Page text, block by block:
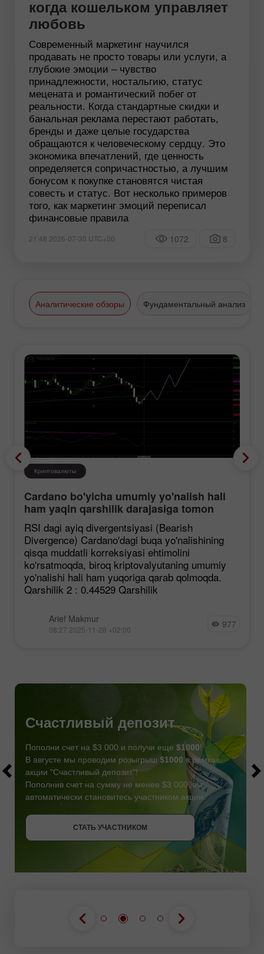
когда кошельком управляет
любовь
Современный маркетинг научился
продавать не просто товары или услуги, а
глубокие эмоции – чувство
принадлежности, ностальгию, статус
мецената и романтический побег от
реальности. Когда стандартные скидки и
банальная реклама перестают работать,
бренды и даже целые государства
обращаются к человеческому сердцу. Это
экономика впечатлений, где ценность
определяется сопричастностью, а лучшим
бонусом к покупке становятся чистая
совесть и статус. Вот несколько примеров
того, как маркетинг эмоций переписал
финансовые правила
21:48 2026-07-30 UTC+00 1072 8
Аналитические обзоры Фундаментальный анализ
Криптовалюты
Cardano bo'yicha umumiy yo'nalish hali
ham yaqin qarshilik darajasiga tomon
mustahkamlanmoqda, garchi korreksiya
ehtimoli mavjud bo'lsa ham.
RSI dagi ayiq divergentsiyasi (Bearish
Divergence) Cardano'dagi buqa yo'nalishining
qisqa muddatli korreksiyasi ehtimolini
ko'rsatmoqda, biroq kriptovalyutaning umumiy
yo'nalishi hali ham yuqoriga qarab qolmoqda.
Qarshilik 2 : 0.44529 Qarshilik
Arief Makmur
08:27 2025-11-28 +02:00 977
СТАТЬ УЧАСТНИКОМ
Счастливый депозит
Пополни счет на $3 000 и получи еще $1000!
В августе мы проводим розыгрыш $1000 в рамках
акции "Счастливый депозит"!
Пополнив счет на сумму не менее $3 000, вы
автоматически становитесь участником акции.
СТАТЬ УЧАСТНИКОМ
ПОЛУЧИТЬ БОНУС